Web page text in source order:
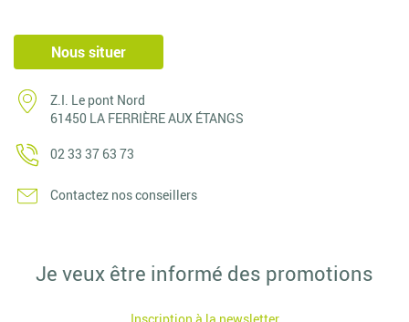
Nous situer
Z.I. Le pont Nord
61450 LA FERRIÈRE AUX ÉTANGS
02 33 37 63 73
Contactez nos conseillers
Je veux être informé des promotions